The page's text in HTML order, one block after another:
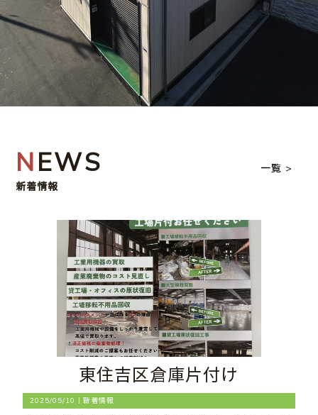
NEWS
新着情報
一覧
東住吉区倉庫片付け
2025/05/10｜新着情報